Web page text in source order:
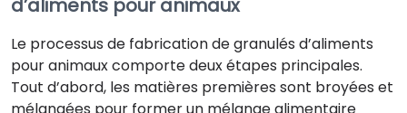
d’aliments pour animaux
Le processus de fabrication de granulés d’aliments
pour animaux comporte deux étapes principales.
Tout d’abord, les matières premières sont broyées et